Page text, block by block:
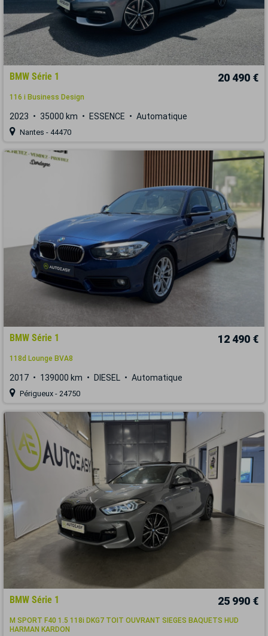
BMW Série 1 20 490 €
116 i Business Design
2023 35000 km ESSENCE Automatique
Nantes - 44470
BMW Série 1 12 490 €
118d Lounge BVA8
2017 139000 km DIESEL Automatique
Périgueux - 24750
BMW Série 1 25 990 €
M SPORT F40 1.5 118i DKG7 TOIT OUVRANT SIEGES BAQUETS HUD
HARMAN KARDON